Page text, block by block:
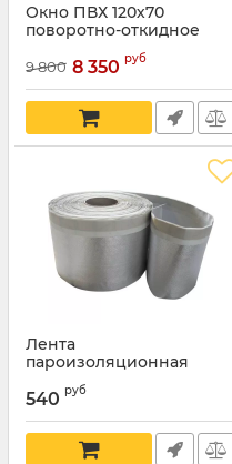
Окно ПВХ 120х70
поворотно-откидное
9 800 8 350 руб
Лента
пароизоляционная
металлизированная
Ultima
540 руб